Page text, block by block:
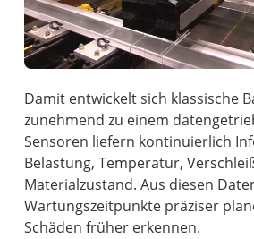
Damit entwickelt sich klassische
zunehmend zu einem
Sensoren liefern kontinuierlich
Belastung, Temperatur,
Materialzustand. Aus diesen
Wartungszeitpunkte präziser
Schäden früher erkennen.